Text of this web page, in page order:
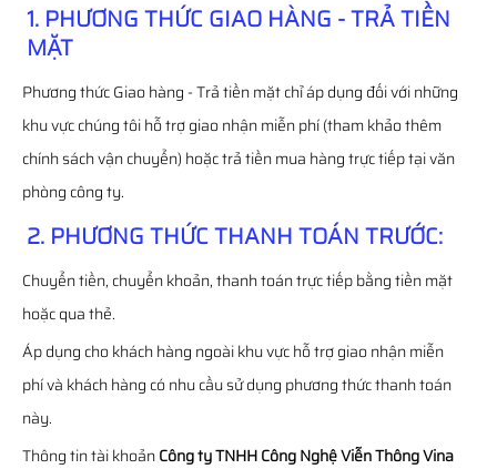
1. PHƯƠNG THỨC GIAO HÀNG - TRẢ TIỀN
MẶT
Phương thức Giao hàng - Trả tiền mặt chỉ áp dụng đối với những
khu vực chúng tôi hỗ trợ giao nhận miễn phí (tham khảo thêm
chính sách vận chuyển) hoặc trả tiền mua hàng trực tiếp tại văn
phòng công ty.
2. PHƯƠNG THỨC THANH TOÁN TRƯỚC:
Chuyển tiền, chuyển khoản, thanh toán trực tiếp bằng tiền mặt
hoặc qua thẻ.
Áp dụng cho khách hàng ngoài khu vực hỗ trợ giao nhận miễn
phí và khách hàng có nhu cầu sử dụng phương thức thanh toán
này.
Thông tin tài khoảnCông ty TNHH Công Nghệ Viễn Thông Vina